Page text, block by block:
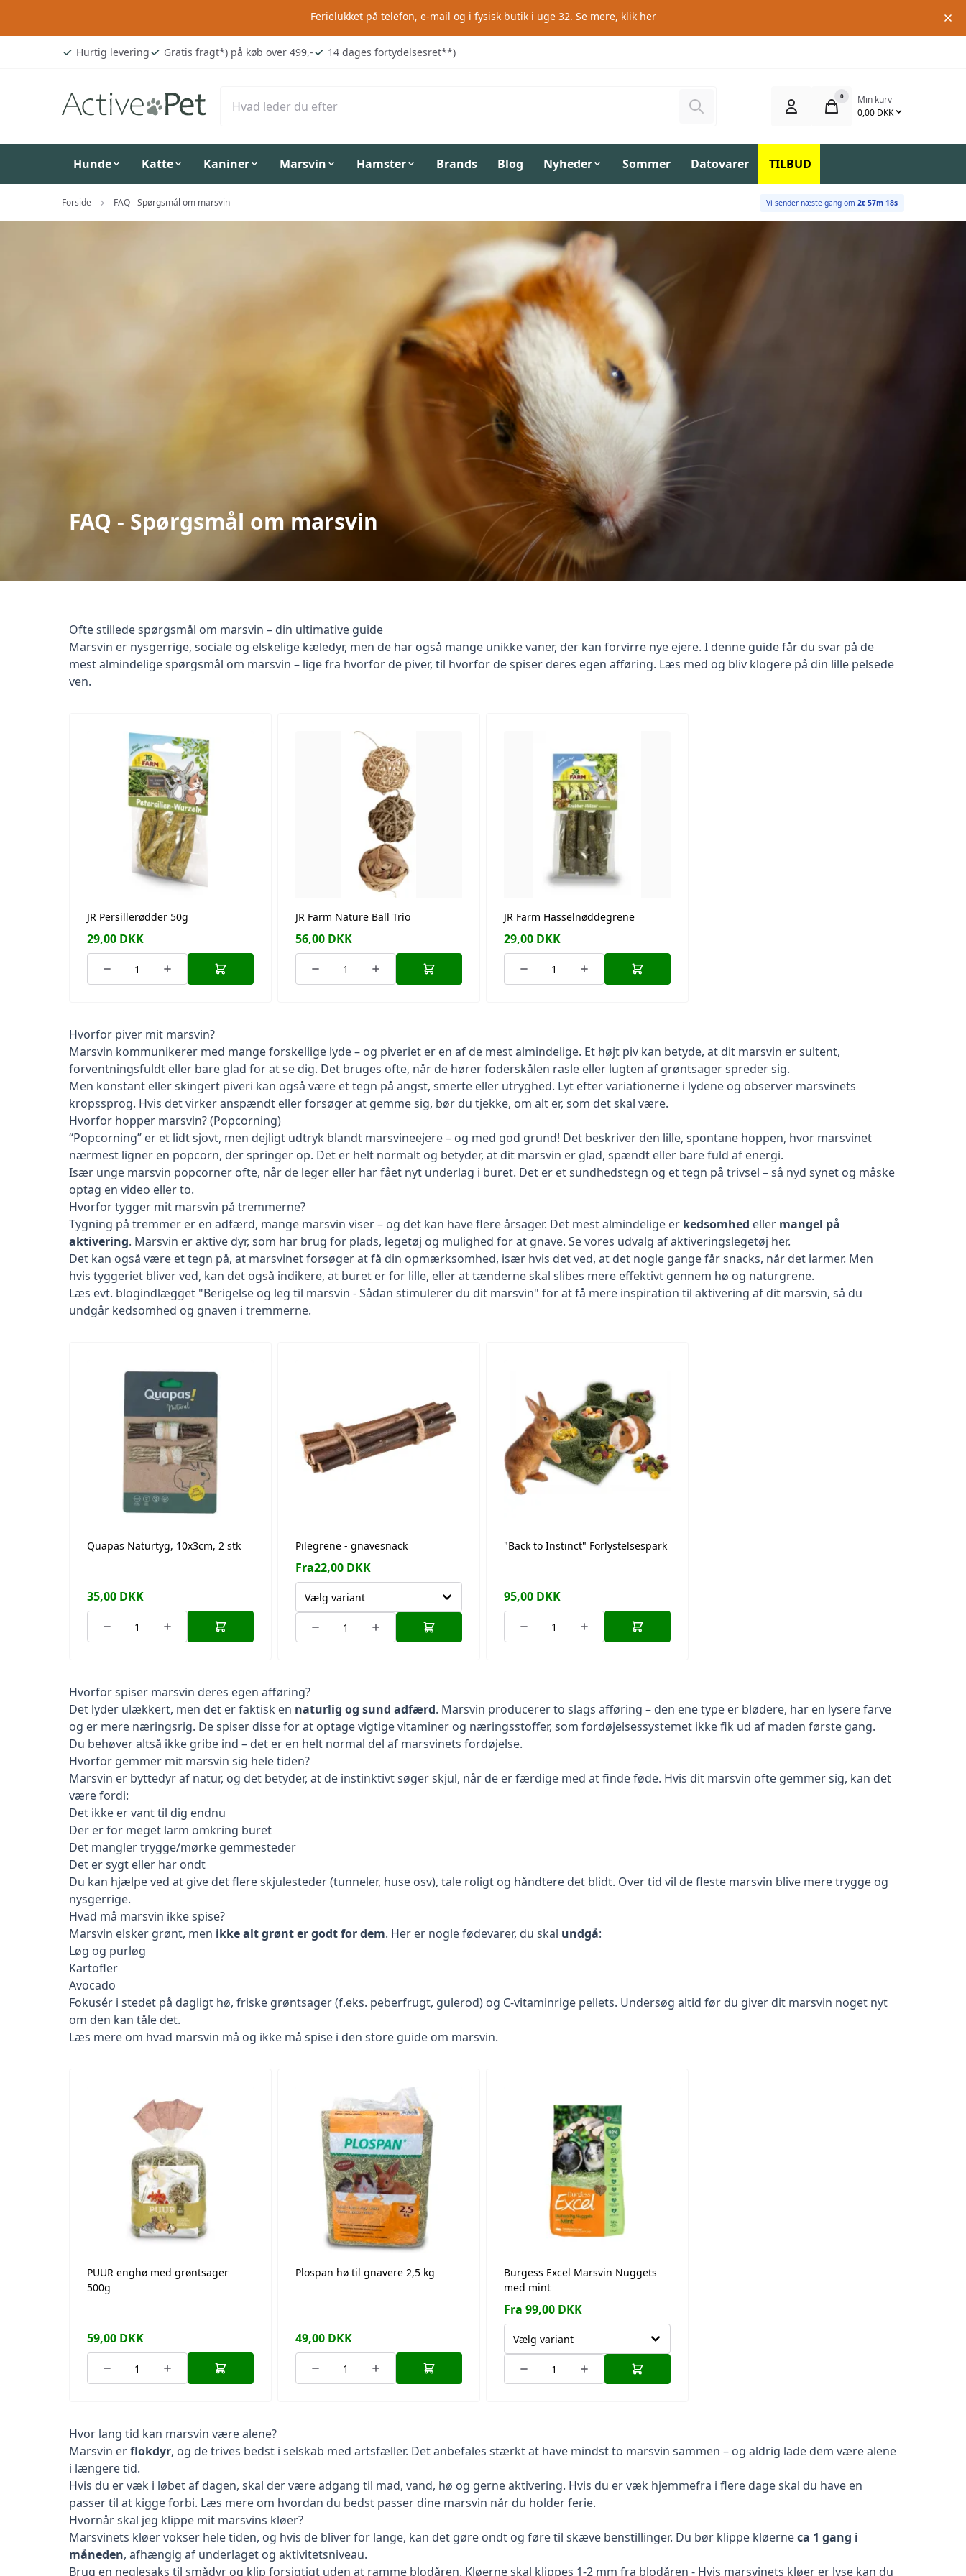
Ferielukket på telefon, e-mail og i fysisk butik i uge 32. Se mere, klik her
Hurtig levering Gratis fragt*) på køb over 499,- 14 dages fortydelsesret**)
Søg
0
Min kurv
0,00 DKK
Hunde Katte Kaniner Marsvin Hamster Brands Blog Nyheder Sommer Datovarer TILBUD
Forside FAQ - Spørgsmål om marsvin Vi sender næste gang om 2t 57m 17s
FAQ - Spørgsmål om marsvin
Ofte stillede spørgsmål om marsvin – din ultimative guide
Marsvin er nysgerrige, sociale og elskelige kæledyr, men de har også mange unikke vaner, der kan forvirre nye ejere. I denne guide får du svar på de
mest almindelige spørgsmål om marsvin – lige fra hvorfor de piver, til hvorfor de spiser deres egen afføring. Læs med og bliv klogere på din lille pelsede
ven.
JR Persillerødder 50g
29,00 DKK
JR Farm Nature Ball Trio
56,00 DKK
JR Farm Hasselnøddegrene
29,00 DKK
Hvorfor piver mit marsvin?
Marsvin kommunikerer med mange forskellige lyde – og piveriet er en af de mest almindelige. Et højt piv kan betyde, at dit marsvin er sultent,
forventningsfuldt eller bare glad for at se dig. Det bruges ofte, når de hører foderskålen rasle eller lugten af grøntsager spreder sig.
Men konstant eller skingert piveri kan også være et tegn på angst, smerte eller utryghed. Lyt efter variationerne i lydene og observer marsvinets
kropssprog. Hvis det virker anspændt eller forsøger at gemme sig, bør du tjekke, om alt er, som det skal være.
Hvorfor hopper marsvin? (Popcorning)
“Popcorning” er et lidt sjovt, men dejligt udtryk blandt marsvineejere – og med god grund! Det beskriver den lille, spontane hoppen, hvor marsvinet
nærmest ligner en popcorn, der springer op. Det er helt normalt og betyder, at dit marsvin er glad, spændt eller bare fuld af energi.
Især unge marsvin popcorner ofte, når de leger eller har fået nyt underlag i buret. Det er et sundhedstegn og et tegn på trivsel – så nyd synet og måske
optag en video eller to.
Hvorfor tygger mit marsvin på tremmerne?
Tygning på tremmer er en adfærd, mange marsvin viser – og det kan have flere årsager. Det mest almindelige er kedsomhed eller mangel på
aktivering. Marsvin er aktive dyr, som har brug for plads, legetøj og mulighed for at gnave. Se vores udvalg afaktiveringslegetøj her.
Det kan også være et tegn på, at marsvinet forsøger at få din opmærksomhed, især hvis det ved, at det nogle gange får snacks, når det larmer. Men
hvis tyggeriet bliver ved, kan det også indikere, at buret er for lille, eller at tænderne skal slibes mere effektivt gennem hø og naturgrene.
Læs evt. blogindlægget "Berigelse og leg til marsvin - Sådan stimulerer du dit marsvin" for at få mere inspiration til aktivering af dit marsvin, så du
undgår kedsomhed og gnaven i tremmerne.
Quapas Naturtyg, 10x3cm, 2 stk
35,00 DKK
Pilegrene - gnavesnack
Fra22,00 DKK
Vælg variant
"Back to Instinct" Forlystelsespark
95,00 DKK
Hvorfor spiser marsvin deres egen afføring?
Det lyder ulækkert, men det er faktisk en naturlig og sund adfærd. Marsvin producerer to slags afføring – den ene type er blødere, har en lysere farve
og er mere næringsrig. De spiser disse for at optage vigtige vitaminer og næringsstoffer, som fordøjelsessystemet ikke fik ud af maden første gang.
Du behøver altså ikke gribe ind – det er en helt normal del af marsvinets fordøjelse.
Hvorfor gemmer mit marsvin sig hele tiden?
Marsvin er byttedyr af natur, og det betyder, at de instinktivt søger skjul, når de er færdige med at finde føde. Hvis dit marsvin ofte gemmer sig, kan det
være fordi:
Det ikke er vant til dig endnu
Der er for meget larm omkring buret
Det mangler trygge/mørke gemmesteder
Det er sygt eller har ondt
Du kan hjælpe ved at give det flereskjulesteder (tunneler, huse osv), tale roligt og håndtere det blidt. Over tid vil de fleste marsvin blive mere trygge og
nysgerrige.
Hvad må marsvin ikke spise?
Marsvin elsker grønt, men ikke alt grønt er godt for dem. Her er nogle fødevarer, du skal undgå:
Løg og purløg
Kartofler
Avocado
Fokusér i stedet på dagligt hø, friske grøntsager (f.eks. peberfrugt, gulerod) og C-vitaminrige pellets. Undersøg altid før du giver dit marsvin noget nyt
om den kan tåle det.
Læs mere om hvad marsvin må og ikke må spise i den store guide om marsvin.
PUUR enghø med grøntsager
500g
59,00 DKK
Plospan hø til gnavere 2,5 kg
49,00 DKK
Burgess Excel Marsvin Nuggets
med mint
Fra 99,00 DKK
Vælg variant
Hvor lang tid kan marsvin være alene?
Marsvin erflokdyr, og de trives bedst i selskab med artsfæller. Det anbefales stærkt at have mindst to marsvin sammen – og aldrig lade dem være alene
i længere tid.
Hvis du er væk i løbet af dagen, skal der være adgang til mad, vand, hø og gerne aktivering. Hvis du er væk hjemmefra i flere dage skal du have en
passer til at kigge forbi. Læs mere om hvordan du bedst passer dine marsvin når du holder ferie.
Hvornår skal jeg klippe mit marsvins kløer?
Marsvinets kløer vokser hele tiden, og hvis de bliver for lange, kan det gøre ondt og føre til skæve benstillinger. Du bør klippe kløerneca 1 gang i
måneden, afhængig af underlaget og aktivitetsniveau.
Brug en neglesaks til smådyr og klip forsigtigt uden at ramme blodåren. Kløerne skal klippes 1-2 mm fra blodåren - Hvis marsvinets kløer er lyse kan du